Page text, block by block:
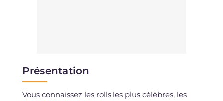
Présentation
Vous connaissez les rolls les plus célèbres, les